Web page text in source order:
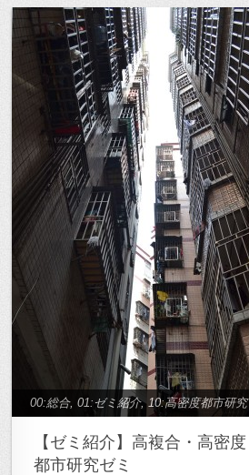
00:総合,01:ゼミ紹介, 10:高密度都市研究
【ゼミ紹介】高複合・高密度
都市研究ゼミ